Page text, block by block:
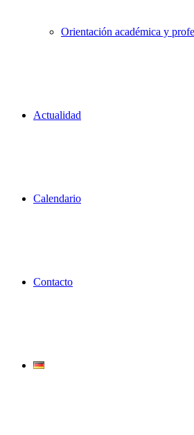
Orientación académica y
Actualidad
Calendario
Contacto